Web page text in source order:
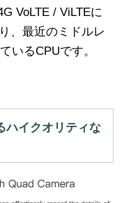
VoLTE / ViLTEに
、最近のミドルレ
いるCPUです。
ハイクオリティな